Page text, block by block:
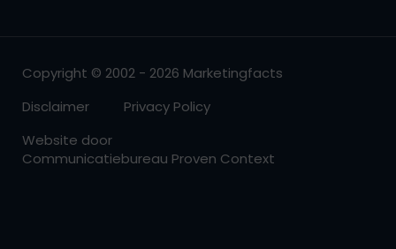
Copyright © 2002 - 2026 Marketingfacts
Disclaimer
Privacy Policy
Website door
Communicatiebureau Proven Context